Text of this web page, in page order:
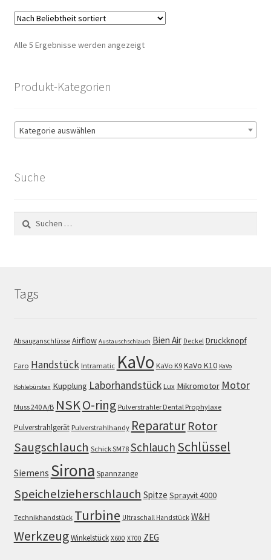
Alle 5 Ergebnisse werden angezeigtNach
Produkt-Kategorien
Kategorie auswählen
Suche
Suchen
nach:
Tags
Absauganschlüsse Airflow Austauschschlauch Bien Air Deckel Druckknopf
Faro Handstück Intramatic KaVo KaVo K9 KaVo K10 KaVo
Kohlebürsten Kupplung Laborhandstück Lux Mikromotor Motor
Muss 240 A/B NSKO-ring Pulverstrahler Dental Prophylaxe
Pulverstrahlgerät Pulverstrahlhandy Reparatur Rotor
Saugschlauch Schick SM78 Schlauch Schlüssel
Siemens Sirona Spannzange
Speichelzieherschlauch Spitze Sprayvit 4000
Technikhandstück Turbine Ultraschall Handstück W&H
WerkzeugWinkelstück X600 X700 ZEG